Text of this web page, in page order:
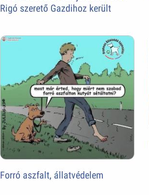
Rigó szerető Gazdihoz került
Forró aszfalt, állatvédelem